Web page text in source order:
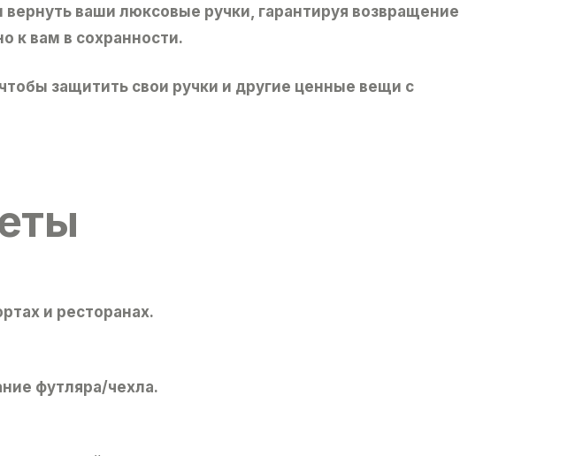
ваши люксовые ручки, гарантируя возвращение
к вам в сохранности.
защитить свои ручки и другие ценные вещи с
и ресторанах.
футляра/чехла.